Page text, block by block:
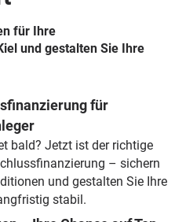
für Ihre
und gestalten Sie Ihre
für
bald? Jetzt ist der richtige
– sichern
und gestalten Sie Ihre
stabil.